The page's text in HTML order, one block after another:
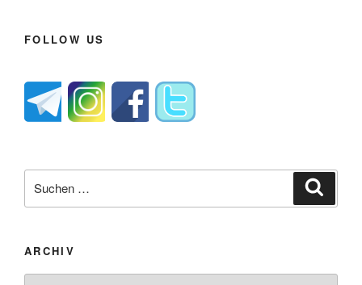
FOLLOW US
nach:
ARCHIV